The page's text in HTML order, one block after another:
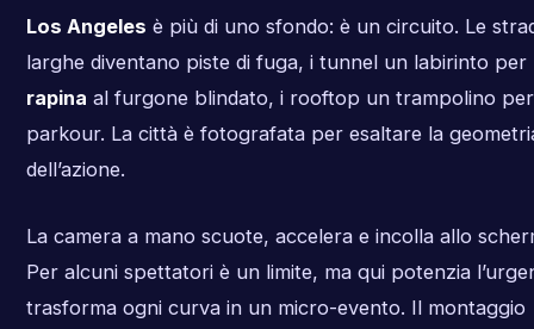
Los Angeles è più di uno sfondo: è un circuito. Le
larghe diventano piste di fuga, i tunnel un labirinto per
rapina al furgone blindato, i rooftop un trampolino
parkour. La città è fotografata per esaltare la
dell’azione.
La camera a mano scuote, accelera e incolla allo
Per alcuni spettatori è un limite, ma qui potenzia
trasforma ogni curva in un micro-evento. Il montaggio